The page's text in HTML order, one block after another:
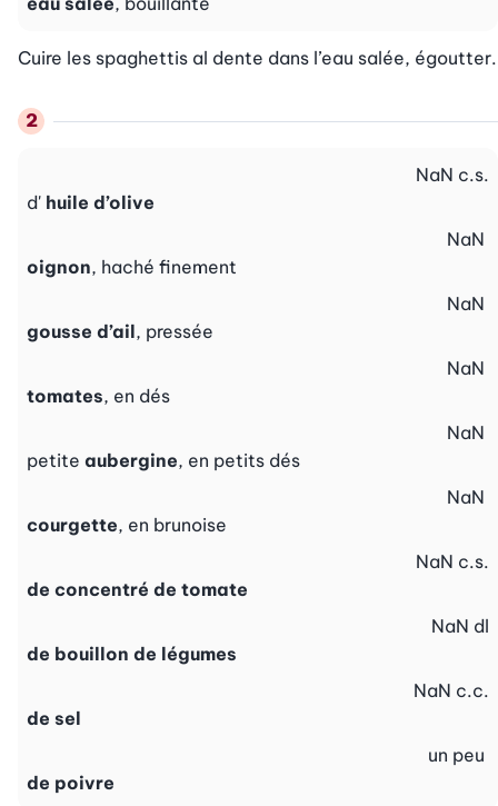
Cuire les spaghettis al dente dans l’eau salée, égoutter.
d' huile d’olive
NaN c.s.
oignon, haché finement
NaN
gousse d’ail, pressée
NaN
tomates, en dés
NaN
petite aubergine, en petits dés
NaN
courgette, en brunoise
NaN
de concentré de tomate
NaN c.s.
de bouillon de légumes
NaN dl
de sel
NaN c.c.
de poivre
un peu